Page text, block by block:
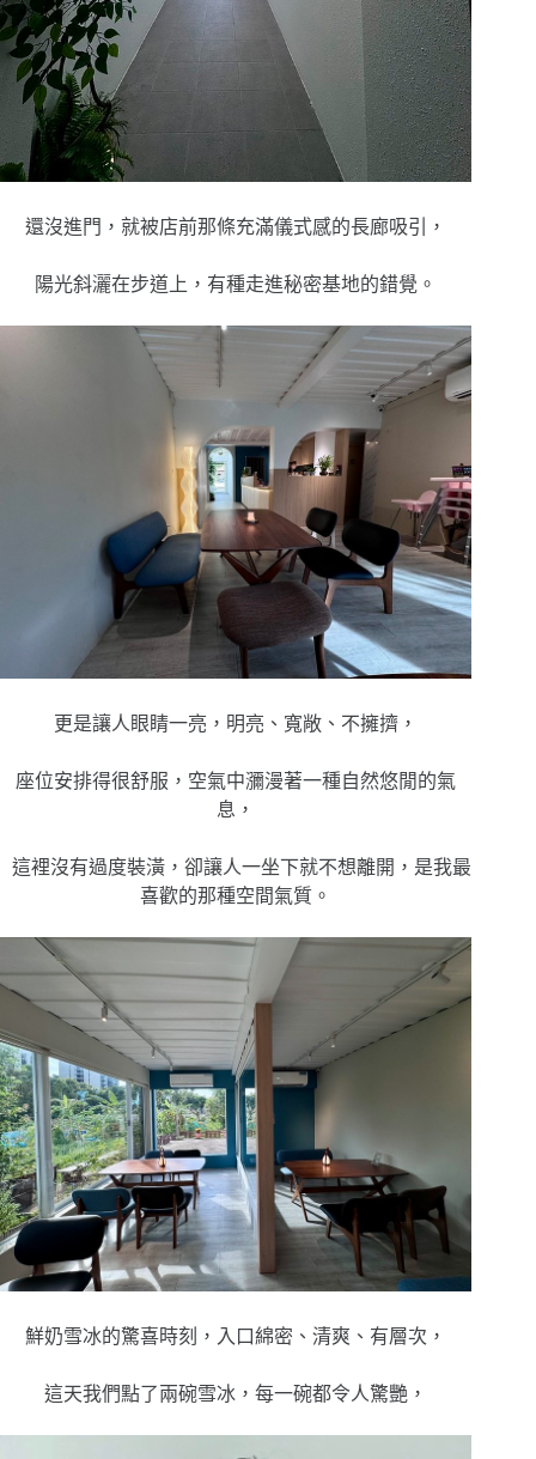
還沒進門，就被店前那條充滿儀式感的長廊吸引，
陽光斜灑在步道上，有種走進秘密基地的錯覺。
更是讓人眼睛一亮，明亮、寬敞、不擁擠，
座位安排得很舒服，空氣中瀰漫著一種自然悠閒的氣
息，
這裡沒有過度裝潢，卻讓人一坐下就不想離開，是我最
喜歡的那種空間氣質。
鮮奶雪冰的驚喜時刻，入口綿密、清爽、有層次，
這天我們點了兩碗雪冰，每一碗都令人驚艷，